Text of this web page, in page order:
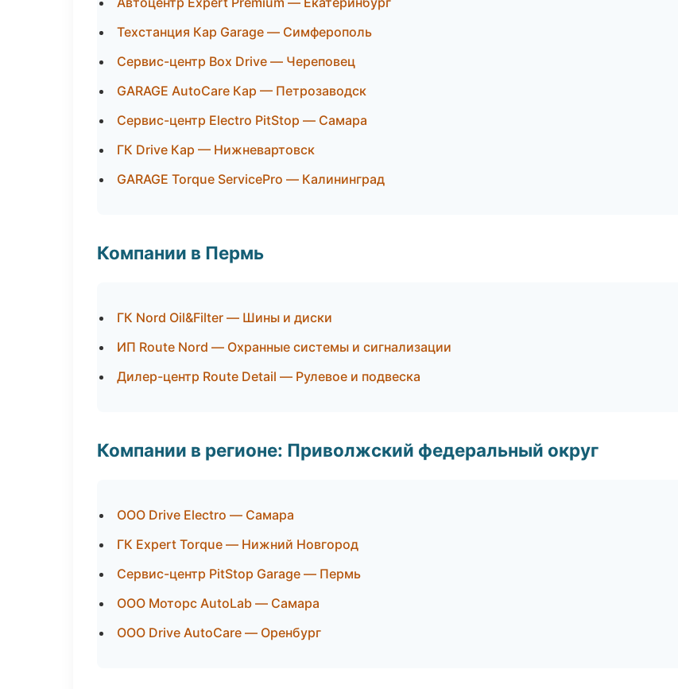
Техстанция Кар Garage — Симферополь
Сервис-центр Box Drive — Череповец
GARAGE AutoCare Кар — Петрозаводск
Сервис-центр Electro PitStop — Самара
ГК Drive Кар — Нижневартовск
GARAGE Torque ServicePro — Калининград
Компании в Пермь
ГК Nord Oil&Filter — Шины и диски
ИП Route Nord — Охранные системы и сигнализации
Дилер-центр Route Detail — Рулевое и подвеска
Компании в регионе: Приволжский федеральный округ
ООО Drive Electro — Самара
ГК Expert Torque — Нижний Новгород
Сервис-центр PitStop Garage — Пермь
ООО Моторс AutoLab — Самара
ООО Drive AutoCare — Оренбург